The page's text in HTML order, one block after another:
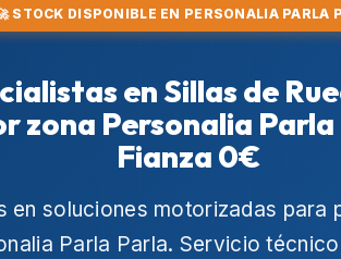
STOCK DISPONIBLE EN PERSONALIA PARLA
en Sillas de
zona Personalia
Fianza 0€
en soluciones motorizadas para
Parla Parla. Servicio